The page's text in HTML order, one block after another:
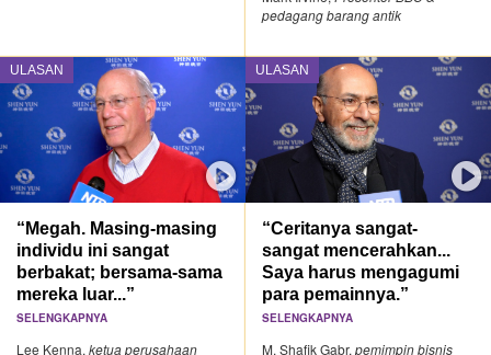
pedagang barang antik
ULASAN
“Megah. Masing-masing
individu ini sangat
berbakat; bersama-sama
mereka luar...”
SELENGKAPNYA
Lee Kenna, ketua perusahaan
ULASAN
“Ceritanya sangat-
sangat mencerahkan...
Saya harus mengagumi
para pemainnya.”
SELENGKAPNYA
M. Shafik Gabr,pemimpin bisnis